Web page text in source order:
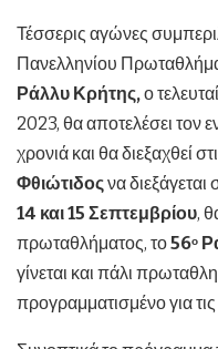
Τέσσερις αγώνες
Πανελληνίου
Ράλλυ Κρήτης,ο
2023, θα αποτελέσει τον
χρονιά και θα διεξαχθεί
Φθιώτιδοςνα διεξάγεται
14 και 15 Σεπτεμβρίου,
πρωταθλήματος, το56ο
γίνεται και πάλι
προγραμματισμένο για τις